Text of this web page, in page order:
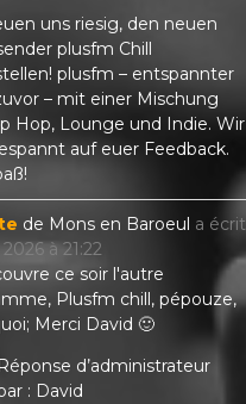
uns riesig, den neuen
plusfm Chill
plusfm – entspannter
– mit einer Mischung
Hop, Lounge und Indie. Wir
auf euer Feedback.
de Mons en Baroeul a écrit
à 21:22
ce soir l'autre
Plusfm chill, pépouze,
Merci David 🙂
d’administrateur
: David